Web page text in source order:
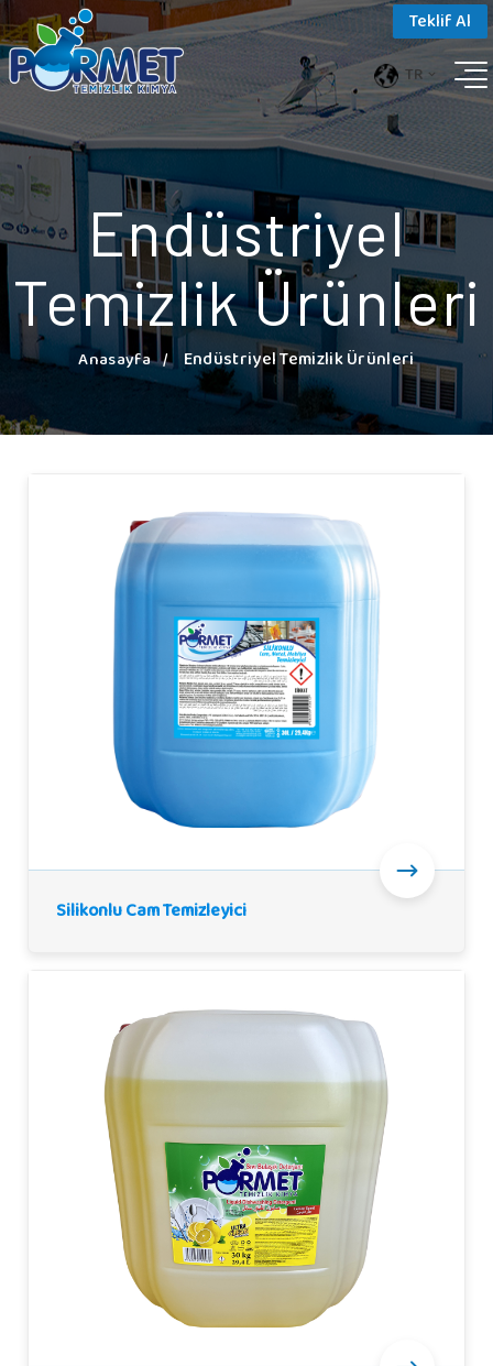
TR
Teklif Al
Endüstriyel
Temizlik Ürünleri
Anasayfa Endüstriyel Temizlik Ürünleri
Silikonlu Cam Temizleyici